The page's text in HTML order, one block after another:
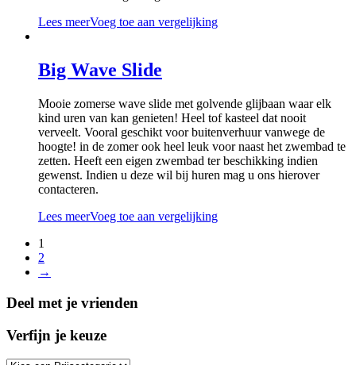
Lees meerVoeg toe aan vergelijking
Big Wave Slide
Mooie zomerse wave slide met golvende glijbaan waar elk
kind uren van kan genieten! Heel tof kasteel dat nooit
verveelt. Vooral geschikt voor buitenverhuur vanwege de
hoogte! in de zomer ook heel leuk voor naast het zwembad te
zetten. Heeft een eigen zwembad ter beschikking indien
gewenst. Indien u deze wil bij huren mag u ons hierover
contacteren.
Lees meerVoeg toe aan vergelijking
1
2
→
Deel met je vrienden
Verfijn je keuze